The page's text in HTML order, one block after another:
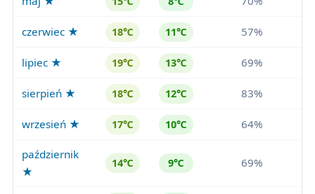
czerwiec ★ 18℃ 11℃ 57%
lipiec ★ 19℃ 13℃ 69%
sierpień ★ 18℃ 12℃ 83%
wrzesień ★ 17℃ 10℃ 64%
październik
★
14℃ 9℃ 69%